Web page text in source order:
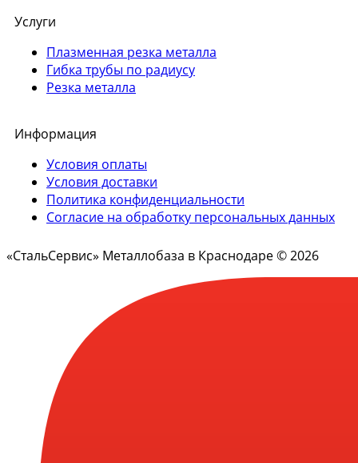
Услуги
Плазменная резка металла
Гибка трубы по радиусу
Резка металла
Информация
Условия оплаты
Условия доставки
Политика конфиденциальности
Согласие на обработку персональных данных
«СтальСервис» Металлобаза в Краснодаре © 2026